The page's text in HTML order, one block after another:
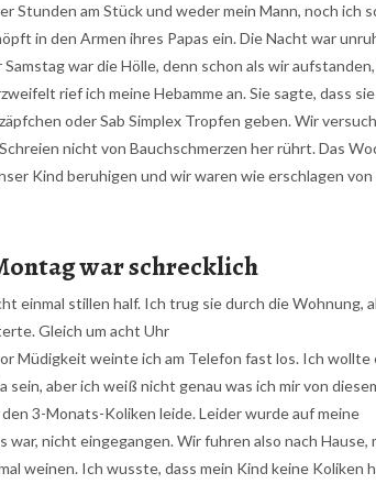
Stunden am Stück und weder mein Mann, noch ich
in den Armen ihres Papas ein. Die Nacht war
war die Hölle, denn schon als wir
rief ich meine Hebamme an. Sie sagte, dass
oder Sab Simplex Tropfen geben. Wir
nicht von Bauchschmerzen her rührt. Das
Kind beruhigen und wir waren wie erschlagen
war schrecklich
einmal stillen half. Ich trug sie durch die Wohnung,
Gleich um acht Uhr
Müdigkeit weinte ich am Telefon fast los. Ich wollte
aber ich weiß nicht genau was ich mir von
3-Monats-Koliken leide. Leider wurde auf meine
nicht eingegangen. Wir fuhren also nach Hause,
weinen. Ich wusste, dass mein Kind keine Koliken